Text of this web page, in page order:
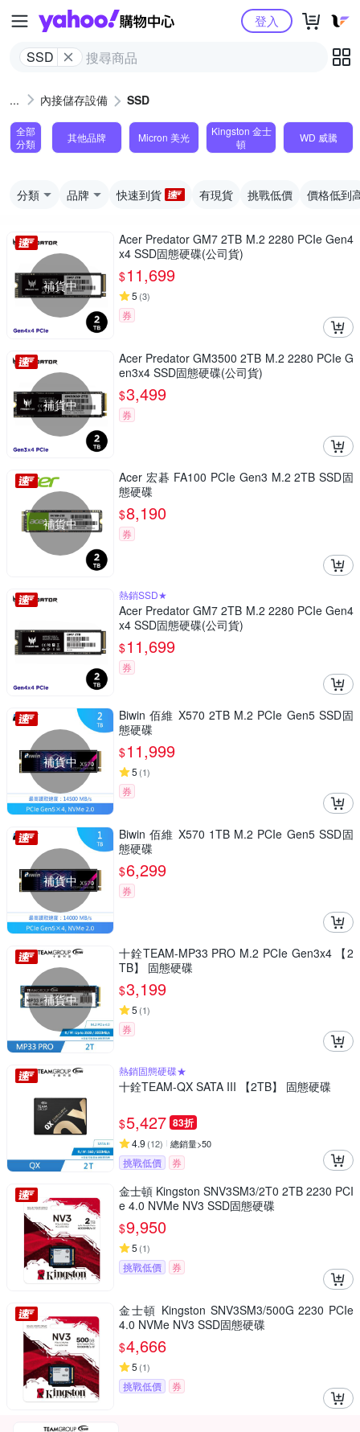
Yahoo購物中心
SSD
登入
內接儲存設備 SSD
全部
分類
其他品牌 Micron 美光
Kingston 金士
頓
WD 威騰
分類 品牌 快速到貨 有現貨 挑戰低價 價格低到
補貨中
Acer Predator GM7 2TB M.2 2280 PCIe Gen4
x4 SSD固態硬碟(公司貨)
$11,699
5 (3)
券
補貨中
Acer Predator GM3500 2TB M.2 2280 PCIe G
en3x4 SSD固態硬碟(公司貨)
$3,499
券
補貨中
Acer 宏碁 FA100 PCIe Gen3 M.2 2TB SSD固
態硬碟
$8,190
券
熱銷SSD★
Acer Predator GM7 2TB M.2 2280 PCIe Gen4
x4 SSD固態硬碟(公司貨)
$11,699
券
補貨中
Biwin 佰維 X570 2TB M.2 PCIe Gen5 SSD固
態硬碟
$11,999
5 (1)
券
補貨中
Biwin 佰維 X570 1TB M.2 PCIe Gen5 SSD固
態硬碟
$6,299
券
補貨中
十銓TEAM-MP33 PRO M.2 PCIe Gen3x4 【2
TB】 固態硬碟
$3,199
5 (1)
券
熱銷固態硬碟★
十銓TEAM-QX SATA III 【2TB】 固態硬碟
$5,427 83折
4.9 (12) 總銷量>50
挑戰低價 券
金士頓 Kingston SNV3SM3/2T0 2TB 2230 PCI
e 4.0 NVMe NV3 SSD固態硬碟
$9,950
5 (1)
挑戰低價 券
金士頓 Kingston SNV3SM3/500G 2230 PCIe
4.0 NVMe NV3 SSD固態硬碟
$4,666
5 (1)
挑戰低價 券